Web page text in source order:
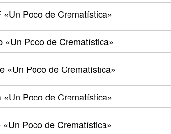
«Un Poco de Crematística»
«Un Poco de Crematística»
«Un Poco de Crematística»
«Un Poco de Crematística»
«Un Poco de Crematística»